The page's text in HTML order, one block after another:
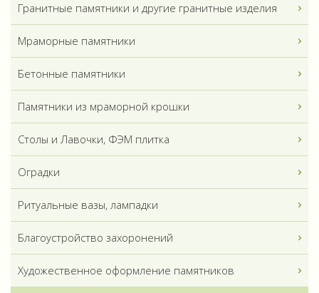
Гранитные памятники и другие гранитные изделия
Мраморные памятники
Бетонные памятники
Памятники из мраморной крошки
Столы и Лавочки, ФЭМ плитка
Оградки
Ритуальные вазы, лампадки
Благоустройство захоронений
Художественное оформление памятников